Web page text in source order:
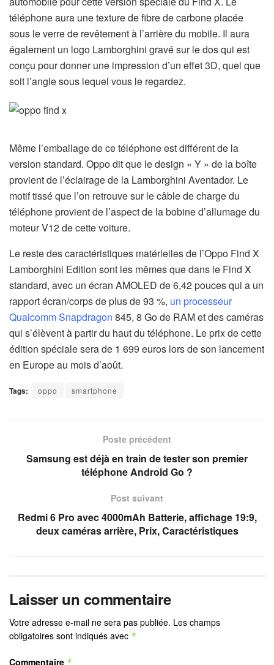
téléphone aura une texture de fibre de carbone placée
sous le verre de revêtement à l’arrière du mobile. Il aura
également un logo Lamborghini gravé sur le dos qui est
conçu pour donner une impression d’un effet 3D, quel que
soit l’angle sous lequel vous le regardez.
Même l’emballage de ce téléphone est différent de la
version standard. Oppo dit que le design « Y » de la boîte
provient de l’éclairage de la Lamborghini Aventador. Le
motif tissé que l’on retrouve sur le câble de charge du
téléphone provient de l’aspect de la bobine d’allumage du
moteur V12 de cette voiture.
Le reste des caractéristiques matérielles de l’Oppo Find X
Lamborghini Edition sont les mêmes que dans le Find X
standard, avec un écran AMOLED de 6,42 pouces qui a un
rapport écran/corps de plus de 93 %, un processeur
Qualcomm Snapdragon 845, 8 Go de RAM et des caméras
qui s’élèvent à partir du haut du téléphone. Le prix de cette
édition spéciale sera de 1 699 euros lors de son lancement
en Europe au mois d’août.
Tags: oppo smartphone
Poste précédent
Samsung est déjà en train de tester son premier
téléphone Android Go ?
Post suivant
Redmi 6 Pro avec 4000mAh Batterie, affichage 19:9,
deux caméras arrière, Prix, Caractéristiques
Laisser un commentaire
Votre adresse e-mail ne sera pas publiée. Les champs
obligatoires sont indiqués avec *
Commentaire *